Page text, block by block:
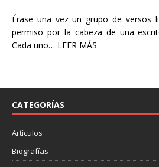
Érase una vez un grupo de versos
permiso por la cabeza de una
Cada uno… LEER MÁS
CATEGORÍAS
Artículos
Biografías